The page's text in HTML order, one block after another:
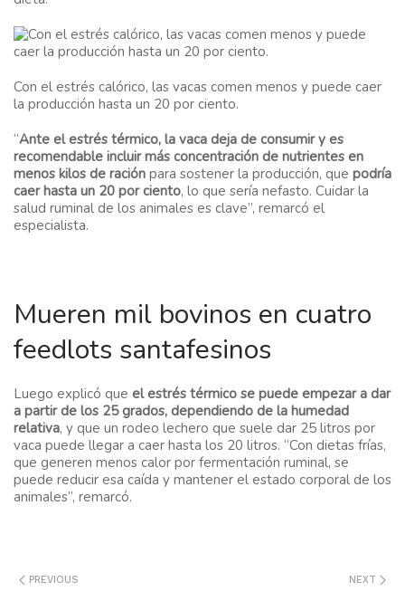
Con el estrés calórico, las vacas comen menos y puede caer
la producción hasta un 20 por ciento.
“Ante el estrés térmico, la vaca deja de consumir y es
recomendable incluir más concentración de nutrientes en
menos kilos de ración para sostener la producción, que podría
caer hasta un 20 por ciento, lo que sería nefasto. Cuidar la
salud ruminal de los animales es clave”, remarcó el
especialista.
Mueren mil bovinos en cuatro
feedlots santafesinos
Luego explicó que el estrés térmico se puede empezar a dar
a partir de los 25 grados, dependiendo de la humedad
relativa, y que un rodeo lechero que suele dar 25 litros por
vaca puede llegar a caer hasta los 20 litros. “Con dietas frías,
que generen menos calor por fermentación ruminal, se
puede reducir esa caída y mantener el estado corporal de los
animales”, remarcó.
PREVIOUS NEXT